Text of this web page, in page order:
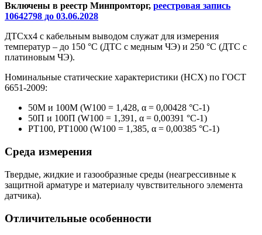
Включены в реестр Минпромторг, реестровая запись
10642798 до 03.06.2028
ДТСхх4 с кабельным выводом служат для измерения
температур – до 150 °С (ДТС с медным ЧЭ) и 250 °С (ДТС с
платиновым ЧЭ).
Номинальные статические характеристики (НСХ) по ГОСТ
6651-2009:
50М и 100М (W100 = 1,428, α = 0,00428 °С-1)
50П и 100П (W100 = 1,391, α = 0,00391 °С-1)
РТ100, РТ1000 (W100 = 1,385, α = 0,00385 °С-1)
Среда измерения
Твердые, жидкие и газообразные среды (неагрессивные к
защитной арматуре и материалу чувствительного элемента
датчика).
Отличительные особенности